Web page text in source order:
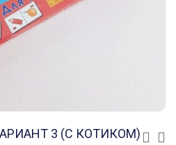
3 (С КОТИКОМ)